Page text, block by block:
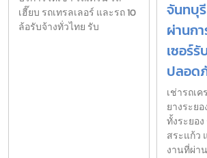
เฮี๊ยบ รถเทรลเลอร์ และรถ 10
ล้อรับจ้างทั่วไทย รับ
จันทบุ
ผ่านก
เซอร์
ปลอด
เช่ารถเ
ยางระย
ทั้งระยอ
สระแก้ว
งานที่ผ่าน